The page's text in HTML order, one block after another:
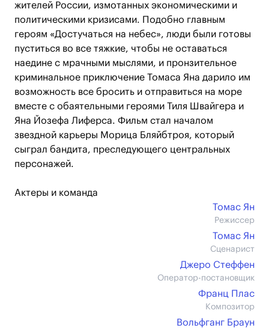
жителей России, измотанных экономическими и
политическими кризисами. Подобно главным
героям «Достучаться на небес», люди были готовы
пуститься во все тяжкие, чтобы не оставаться
наедине с мрачными мыслями, и пронзительное
криминальное приключение Томаса Яна дарило им
возможность все бросить и отправиться на море
вместе с обаятельными героями Тиля Швайгера и
Яна Йозефа Лиферса. Фильм стал началом
звездной карьеры Морица Бляйбтроя, который
сыграл бандита, преследующего центральных
персонажей.
Актеры и команда
Томас Ян
Режиссер
Томас Ян
Сценарист
Джеро Стеффен
Оператор-постановщик
Франц Плас
Композитор
Вольфганг Браун